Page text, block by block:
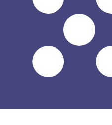
Fale hoje com um
Agendar chamada
Usamos a taxa de
Você sabia que é possível